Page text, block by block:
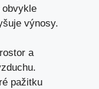
obvykle
výnosy.
a
pažitku